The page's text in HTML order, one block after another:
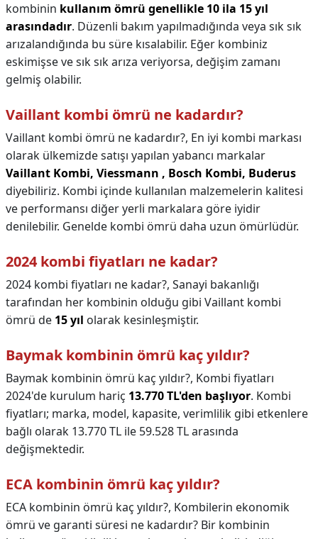
kombinin kullanım ömrü genellikle 10 ila 15 yıl
arasındadır. Düzenli bakım yapılmadığında veya sık sık
arızalandığında bu süre kısalabilir. Eğer kombiniz
eskimişse ve sık sık arıza veriyorsa, değişim zamanı
gelmiş olabilir.
Vaillant kombi ömrü ne kadardır?
Vaillant kombi ömrü ne kadardır?, En iyi kombi markası
olarak ülkemizde satışı yapılan yabancı markalar
Vaillant Kombi, Viessmann , Bosch Kombi, Buderus
diyebiliriz. Kombi içinde kullanılan malzemelerin kalitesi
ve performansı diğer yerli markalara göre iyidir
denilebilir. Genelde kombi ömrü daha uzun ömürlüdür.
2024 kombi fiyatları ne kadar?
2024 kombi fiyatları ne kadar?, Sanayi bakanlığı
tarafından her kombinin olduğu gibi Vaillant kombi
ömrü de 15 yıl olarak kesinleşmiştir.
Baymak kombinin ömrü kaç yıldır?
Baymak kombinin ömrü kaç yıldır?, Kombi fiyatları
2024'de kurulum hariç 13.770 TL'den başlıyor. Kombi
fiyatları; marka, model, kapasite, verimlilik gibi etkenlere
bağlı olarak 13.770 TL ile 59.528 TL arasında
değişmektedir.
ECA kombinin ömrü kaç yıldır?
ECA kombinin ömrü kaç yıldır?, Kombilerin ekonomik
ömrü ve garanti süresi ne kadardır? Bir kombinin